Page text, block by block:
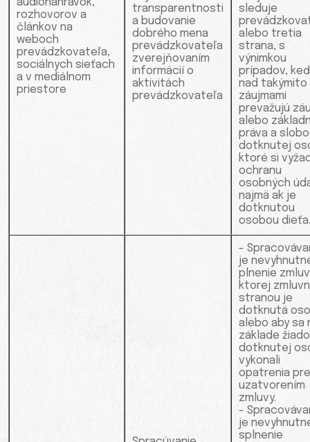
audionahrávok,
rozhovorov a
článkov na
weboch
prevádzkovateľa,
sociálnych sieťach
a v mediálnom
priestore
transparentnosti
a budovanie
dobrého mena
prevádzkovateľa
zverejňovaním
informácií o
aktivitách
prevádzkovateľa
sleduje
alebo tretia
strana, s
výnimkou
prípadov, keď
nad takýmito
záujmami
prevažujú
alebo
práva a
dotknutej
ktoré si
ochranu
osobných
najmä ak je
dotknutou
osobou dieťa.
-
je
plnenie
ktorej
stranou je
dotknutá
alebo aby sa
základe
dotknutej
vykonali
opatrenia
uzatvorením
zmluvy.
-
je
splnenie